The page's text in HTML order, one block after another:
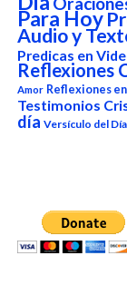
Para Hoy
Audio y
Predicas en
Reflexiones
Amor Reflexiones
Testimonios
día Versículo del